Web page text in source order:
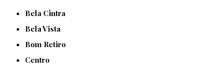
Bela Cintra
Bela Vista
Bom Retiro
Centro